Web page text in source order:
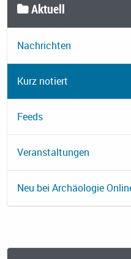
Aktuell
Nachrichten
Kurz notiert
Feeds
Veranstaltungen
Neu bei Archäologie